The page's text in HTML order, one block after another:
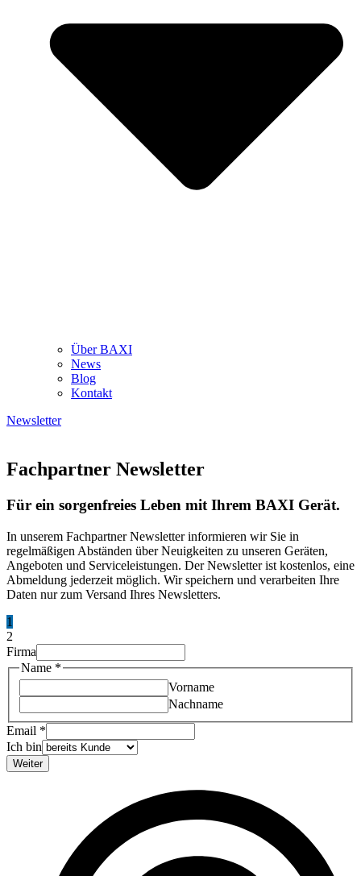
Über BAXI
News
Blog
Kontakt
Newsletter
Fachpartner Newsletter
Für ein sorgenfreies Leben mit Ihrem BAXI Gerät.
In unserem Fachpartner Newsletter informieren wir Sie in
regelmäßigen Abständen über Neuigkeiten zu unseren Geräten,
Angeboten und Serviceleistungen. Der Newsletter ist kostenlos, eine
Abmeldung jederzeit möglich. Wir speichern und verarbeiten Ihre
Daten nur zum Versand Ihres Newsletters.
1
2
Firma
Name *
Vorname
Nachname
Email *
Ich bin
Weiter